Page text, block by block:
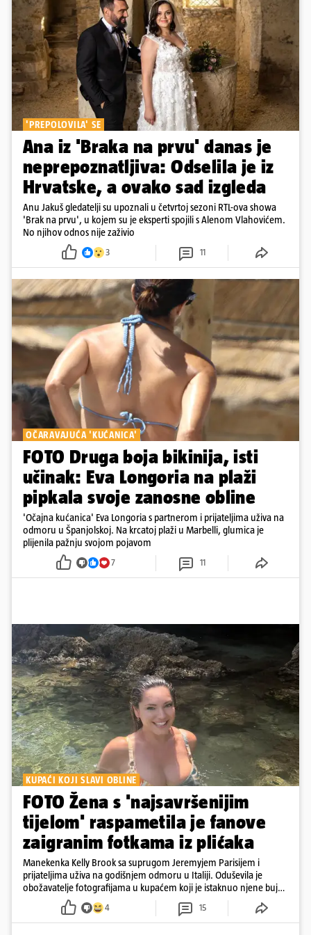
'PREPOLOVILA' SE
Ana iz 'Braka na prvu' danas je
neprepoznatljiva: Odselila je iz
Hrvatske, a ovako sad izgleda
Anu Jakuš gledatelji su upoznali u četvrtoj sezoni RTL-ova showa
'Brak na prvu', u kojem su je eksperti spojili s Alenom Vlahovićem.
No njihov odnos nije zaživio
3 11
OČARAVAJUĆA 'KUĆANICA'
FOTO Druga boja bikinija, isti
učinak: Eva Longoria na plaži
pipkala svoje zanosne obline
'Očajna kućanica' Eva Longoria s partnerom i prijateljima uživa na
odmoru u Španjolskoj. Na krcatoj plaži u Marbelli, glumica je
plijenila pažnju svojom pojavom
7 11
KUPAĆI KOJI SLAVI OBLINE
FOTO Žena s 'najsavršenijim
tijelom' raspametila je fanove
zaigranim fotkama iz plićaka
Manekenka Kelly Brook sa suprugom Jeremyjem Parisijem i
prijateljima uživa na godišnjem odmoru u Italiji. Oduševila je
obožavatelje fotografijama u kupaćem koji je istaknuo njene bujne
4 15